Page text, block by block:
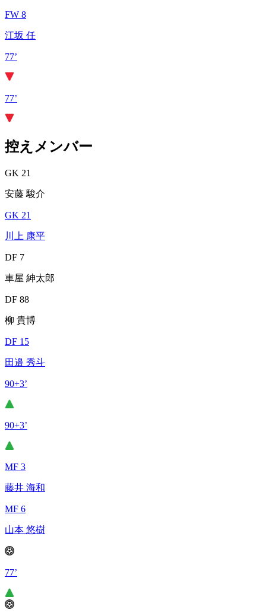
FW 8
江坂 任
77’
77’
控えメンバー
GK 21
安藤 駿介
GK 21
川上 康平
DF 7
車屋 紳太郎
DF 88
柳 貴博
DF 15
田邉 秀斗
90+3’
90+3’
MF 3
藤井 海和
MF 6
山本 悠樹
77’